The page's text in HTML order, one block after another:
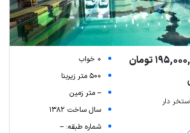
دار
0 خواب
500 متر زیربنا
-- متر زمین
سال ساخت 1382
شماره طبقه: --